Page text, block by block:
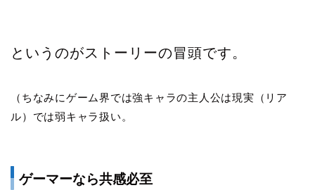
というのがストーリーの冒頭です。
（ちなみにゲーム界では強キャラの主人公は現実（リア
ル）では弱キャラ扱い。
ゲーマーなら共感必至